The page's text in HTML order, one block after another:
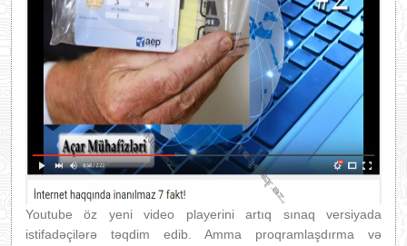
Youtube öz yeni video playerini artıq sınaq versiyada
istifadəçilərə təqdim edib. Amma proqramlaşdırma və